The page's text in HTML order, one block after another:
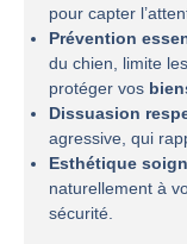
pour capter
Prévention
du chien, limite
protéger vos
Dissuasion
agressive, qui
Esthétique
naturellement à
sécurité.